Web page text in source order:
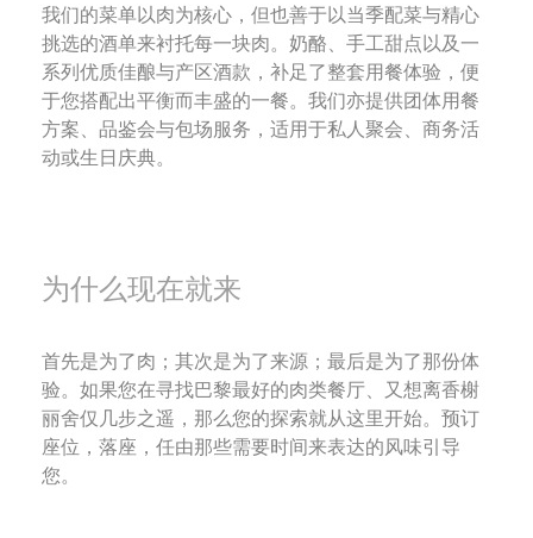
我们的菜单以肉为核心，但也善于以当季配菜与精心
挑选的酒单来衬托每一块肉。奶酪、手工甜点以及一
系列优质佳酿与产区酒款，补足了整套用餐体验，便
于您搭配出平衡而丰盛的一餐。我们亦提供团体用餐
方案、品鉴会与包场服务，适用于私人聚会、商务活
动或生日庆典。
为什么现在就来
首先是为了肉；其次是为了来源；最后是为了那份体
验。如果您在寻找巴黎最好的肉类餐厅、又想离香榭
丽舍仅几步之遥，那么您的探索就从这里开始。预订
座位，落座，任由那些需要时间来表达的风味引导
您。